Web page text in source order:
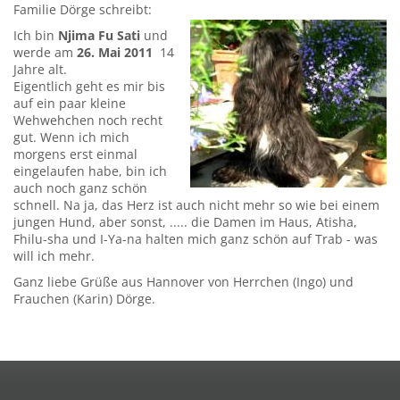
Familie Dörge schreibt:
Ich bin Njima Fu Sati und
werde am 26. Mai 2011 14
Jahre alt.
Eigentlich geht es mir bis
auf ein paar kleine
Wehwehchen noch recht
gut. Wenn ich mich
morgens erst einmal
eingelaufen habe, bin ich
auch noch ganz schön
schnell. Na ja, das Herz ist auch nicht mehr so wie bei einem
jungen Hund, aber sonst, ..... die Damen im Haus, Atisha,
Fhilu-sha und I-Ya-na halten mich ganz schön auf Trab - was
will ich mehr.
Ganz liebe Grüße aus Hannover von Herrchen (Ingo) und
Frauchen (Karin) Dörge.